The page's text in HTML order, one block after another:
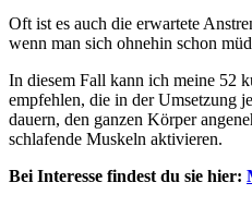
Oft ist es auch die erwartete
wenn man sich ohnehin schon
In diesem Fall kann ich meine 52
empfehlen, die in der Umsetzung
dauern, den ganzen Körper
schlafende Muskeln aktivieren.
Bei Interesse findest du sie hier: